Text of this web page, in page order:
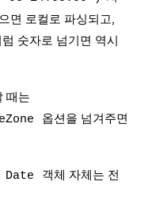
면 로컬로 파싱되고,
럼 숫자로 넘기면 역시
때는
옵션을 넘겨주면
Date
객체 자체는 전